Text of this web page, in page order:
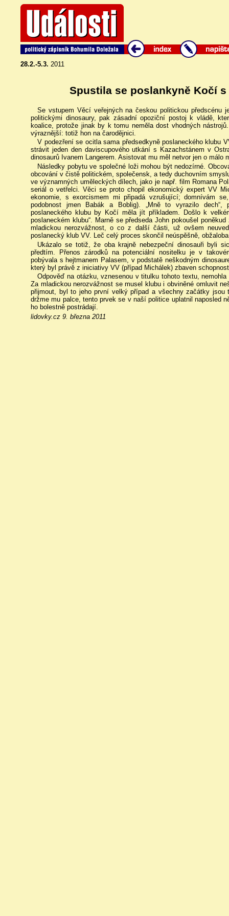
28.2.-5.3. 2011
Spustila se poslankyně Kočí
Se vstupem Věcí veřejných na českou politickou předscénu
politickými dinosaury, pak zásadní opoziční postoj k vládě,
koalice, protože jinak by k tomu neměla dost vhodných
výraznější: totiž hon na čarodějnici.
V podezření se ocitla sama předsedkyně poslaneckého klubu
strávit jeden den daviscupového utkání s Kazachstánem v
dinosaurů Ivanem Langerem. Asistovat mu měl netvor jen o málo
Následky pobytu ve společné loži mohou být nedozírné.
obcování v čistě politickém, společensk, a tedy duchovním
ve významných uměleckých dílech, jako je např. film Romana
seriál o vetřelci. Věci se proto chopil ekonomický expert VV
ekonomie, s exorcismem mi připadá vzrušující; domnívám
podobnost jmen Babák a Boblig). „Mně to vyrazilo dech“,
poslaneckého klubu by Kočí měla jít příkladem. Došlo k
poslaneckém klubu“. Marně se předseda John pokoušel
mladickou nerozvážnost, o co z další části, už ovšem
poslanecký klub VV. Leč celý proces skončil neúspěšně,
Ukázalo se totiž, že oba krajně nebezpeční dinosauři byli
předtím. Přenos zárodků na potenciální nositelku je v
pobývala s hejtmanem Palasem, v podstatě neškodným
který byl právě z iniciativy VV (případ Michálek) zbaven
Odpověď na otázku, vznesenou v titulku tohoto textu,
Za mladickou nerozvážnost se musel klubu i obviněné omluvit
přijmout, byl to jeho první velký případ a všechny začátky jsou
držme mu palce, tento prvek se v naší politice uplatnil naposled
ho bolestně postrádají.
lidovky.cz 9. března 2011